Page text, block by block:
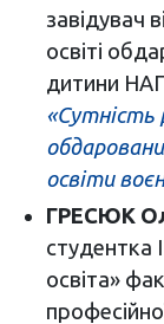
завідувач
освіті
дитини
«Cутність
освіти
ГРЕСЮК
студентка
освіта»